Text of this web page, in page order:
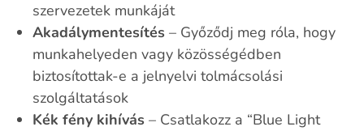
szervezetek munkáját
Akadálymentesítés – Győződj meg róla, hogy
munkahelyeden vagy közösségédben
biztosítottak-e a jelnyelvi tolmácsolási
szolgáltatások
Kék fény kihívás – Csatlakozz a “Blue Light